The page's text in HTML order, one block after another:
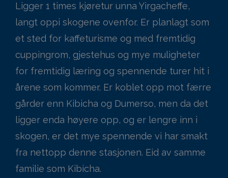
Ligger 1 times kjøretur unna Yirgacheffe,
langt oppi skogene ovenfor. Er planlagt som
et sted for kaffeturisme og med fremtidig
cuppingrom, gjestehus og mye muligheter
for fremtidig læring og spennende turer hit i
årene som kommer. Er koblet opp mot færre
gårder enn Kibicha og Dumerso, men da det
ligger enda høyere opp, og er lengre inn i
skogen, er det mye spennende vi har smakt
fra nettopp denne stasjonen. Eid av samme
familie som Kibicha.